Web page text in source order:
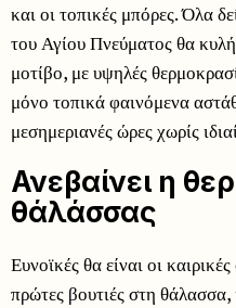
και οι τοπικές μπόρες. Όλα
του Αγίου Πνεύματος θα
μοτίβο, με υψηλές
μόνο τοπικά φαινόμενα
μεσημεριανές ώρες χωρίς
Ανεβαίνει η
θάλάσσας
Ευνοϊκές θα είναι οι
πρώτες βουτιές στη